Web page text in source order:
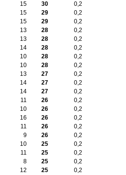
15 30 0,2
15 29 0,2
15 29 0,2
13 28 0,2
13 28 0,2
14 28 0,2
10 28 0,2
10 28 0,2
13 27 0,2
14 27 0,2
14 27 0,2
11 26 0,2
10 26 0,2
16 26 0,2
11 26 0,2
9 26 0,2
10 25 0,2
11 25 0,2
8 25 0,2
12 25 0,2